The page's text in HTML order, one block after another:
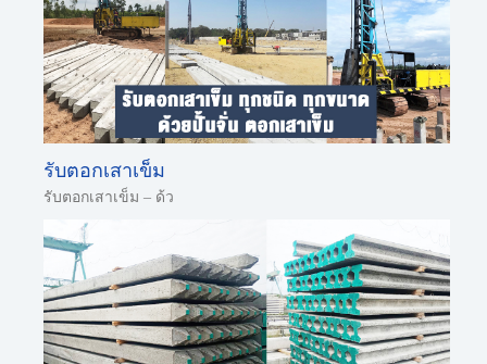
รับตอกเสาเข็ม
รับตอกเสาเข็ม – ด้ว